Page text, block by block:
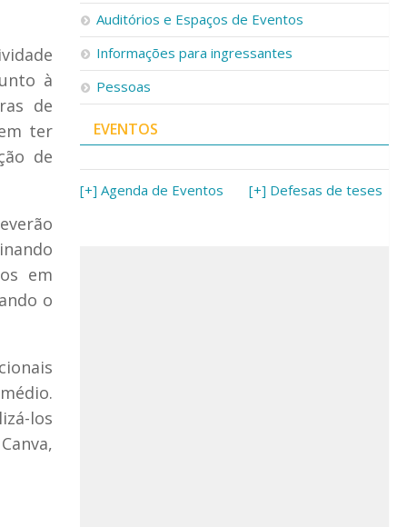
à
de
ter
de
em
o
los
Auditórios e Espaços de Eventos
Informações para ingressantes
Pessoas
EVENTOS
[+] Agenda de Eventos [+] Defesas de teses